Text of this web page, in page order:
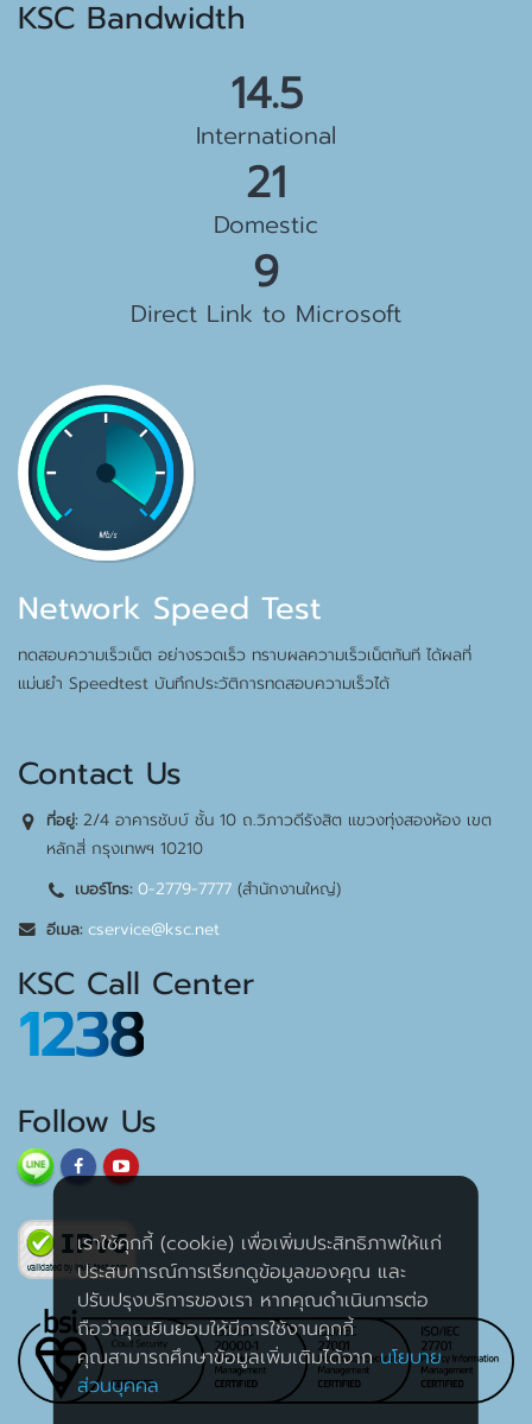
KSC Bandwidth
15.5 Gbps
International
23 Gbps
Domestic
10 Gbps
Direct Link to Microsoft
Network Speed Test
ทดสอบความเร็วเน็ต อย่างรวดเร็ว ทราบผลความเร็วเน็ตทันที ได้ผลที่
แม่นยำ Speedtest บันทึกประวัติการทดสอบความเร็วได้
Contact Us
ที่อยู่:2/4 อาคารชับบ์ ชั้น 10 ถ.วิภาวดีรังสิต แขวงทุ่งสองห้อง เขต
หลักสี่ กรุงเทพฯ 10210
เบอร์โทร: 0-2779-7777 (สำนักงานใหญ่)
อีเมล: cservice@ksc.net
KSC Call Center
1238
Follow Us
เราใช้คุกกี้ (cookie) เพื่อเพิ่มประสิทธิภาพให้แก่
ประสบการณ์การเรียกดูข้อมูลของคุณ และ
ปรับปรุงบริการของเรา หากคุณดำเนินการต่อ
ถือว่าคุณยินยอมให้มีการใช้งานคุกกี้
คุณสามารถศึกษาข้อมูลเพิ่มเติมได้จากนโยบาย
ส่วนบุคคล